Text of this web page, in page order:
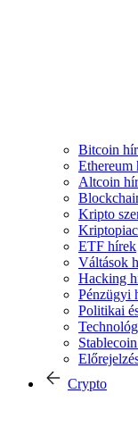
Bitcoin
Ethereum
Altcoin
Kripto
ETF hírek
Váltások
Hacking
Pénzügyi
Politikai
Crypto